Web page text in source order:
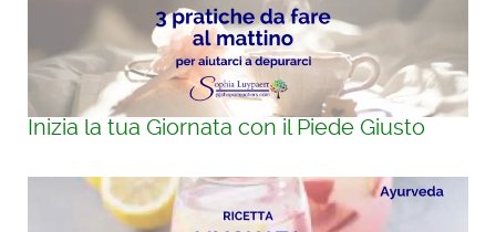
Inizia la tua Giornata con il Piede Giusto